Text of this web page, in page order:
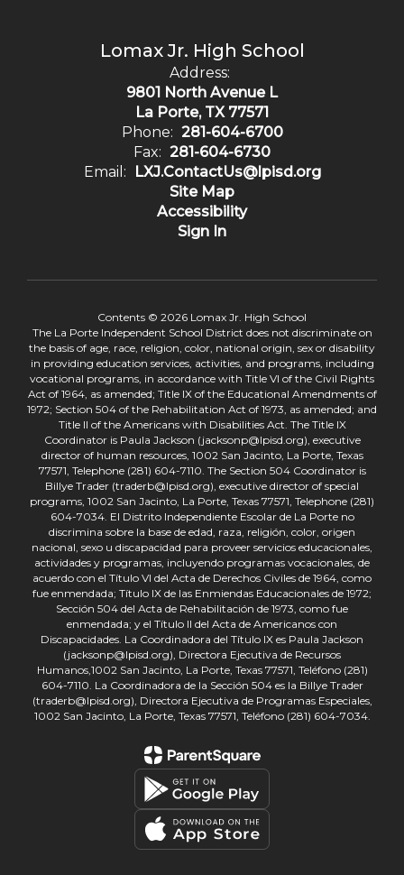
Lomax Jr. High School
Address:
9801 North Avenue L
La Porte, TX 77571
Phone: 281-604-6700
Fax: 281-604-6730
Email:
LXJ.ContactUs@lpisd.org
Site Map
Accessibility
Sign In
Contents © 2026 Lomax Jr. High School
The La Porte Independent School District does not discriminate on
the basis of age, race, religion, color, national origin, sex or disability
in providing education services, activities, and programs, including
vocational programs, in accordance with Title VI of the Civil Rights
Act of 1964, as amended; Title IX of the Educational Amendments of
1972; Section 504 of the Rehabilitation Act of 1973, as amended; and
Title II of the Americans with Disabilities Act. The Title IX
Coordinator is Paula Jackson (jacksonp@lpisd.org), executive
director of human resources, 1002 San Jacinto, La Porte, Texas
77571, Telephone (281) 604-7110. The Section 504 Coordinator is
Billye Trader (traderb@lpisd.org), executive director of special
programs, 1002 San Jacinto, La Porte, Texas 77571, Telephone (281)
604-7034. El Distrito Independiente Escolar de La Porte no
discrimina sobre la base de edad, raza, religión, color, origen
nacional, sexo u discapacidad para proveer servicios educacionales,
actividades y programas, incluyendo programas vocacionales, de
acuerdo con el Título VI del Acta de Derechos Civiles de 1964, como
fue enmendada; Título IX de las Enmiendas Educacionales de 1972;
Sección 504 del Acta de Rehabilitación de 1973, como fue
enmendada; y el Título II del Acta de Americanos con
Discapacidades. La Coordinadora del Título IX es Paula Jackson
(jacksonp@lpisd.org), Directora Ejecutiva de Recursos
Humanos,1002 San Jacinto, La Porte, Texas 77571, Teléfono (281)
604-7110. La Coordinadora de la Sección 504 es la Billye Trader
(traderb@lpisd.org), Directora Ejecutiva de Programas Especiales,
1002 San Jacinto, La Porte, Texas 77571, Teléfono (281) 604-7034.